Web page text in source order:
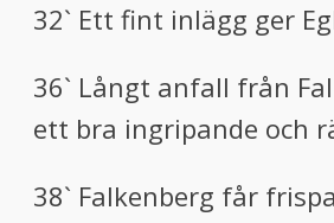
32` Ett fint inlägg ger
36` Långt anfall från
ett bra ingripande och
38` Falkenberg får